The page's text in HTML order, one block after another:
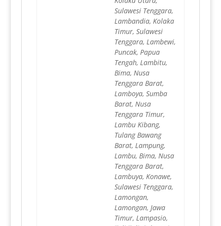
Sulawesi Tenggara,
Lambandia, Kolaka
Timur, Sulawesi
Tenggara, Lambewi,
Puncak, Papua
Tengah, Lambitu,
Bima, Nusa
Tenggara Barat,
Lamboya, Sumba
Barat, Nusa
Tenggara Timur,
Lambu Kibang,
Tulang Bawang
Barat, Lampung,
Lambu, Bima, Nusa
Tenggara Barat,
Lambuya, Konawe,
Sulawesi Tenggara,
Lamongan,
Lamongan, Jawa
Timur, Lampasio,